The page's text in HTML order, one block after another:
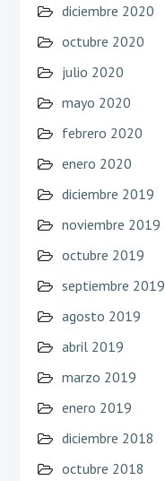
diciembre 2020
octubre 2020
julio 2020
mayo 2020
febrero 2020
enero 2020
diciembre 2019
noviembre 2019
octubre 2019
septiembre 2019
agosto 2019
abril 2019
marzo 2019
enero 2019
diciembre 2018
octubre 2018